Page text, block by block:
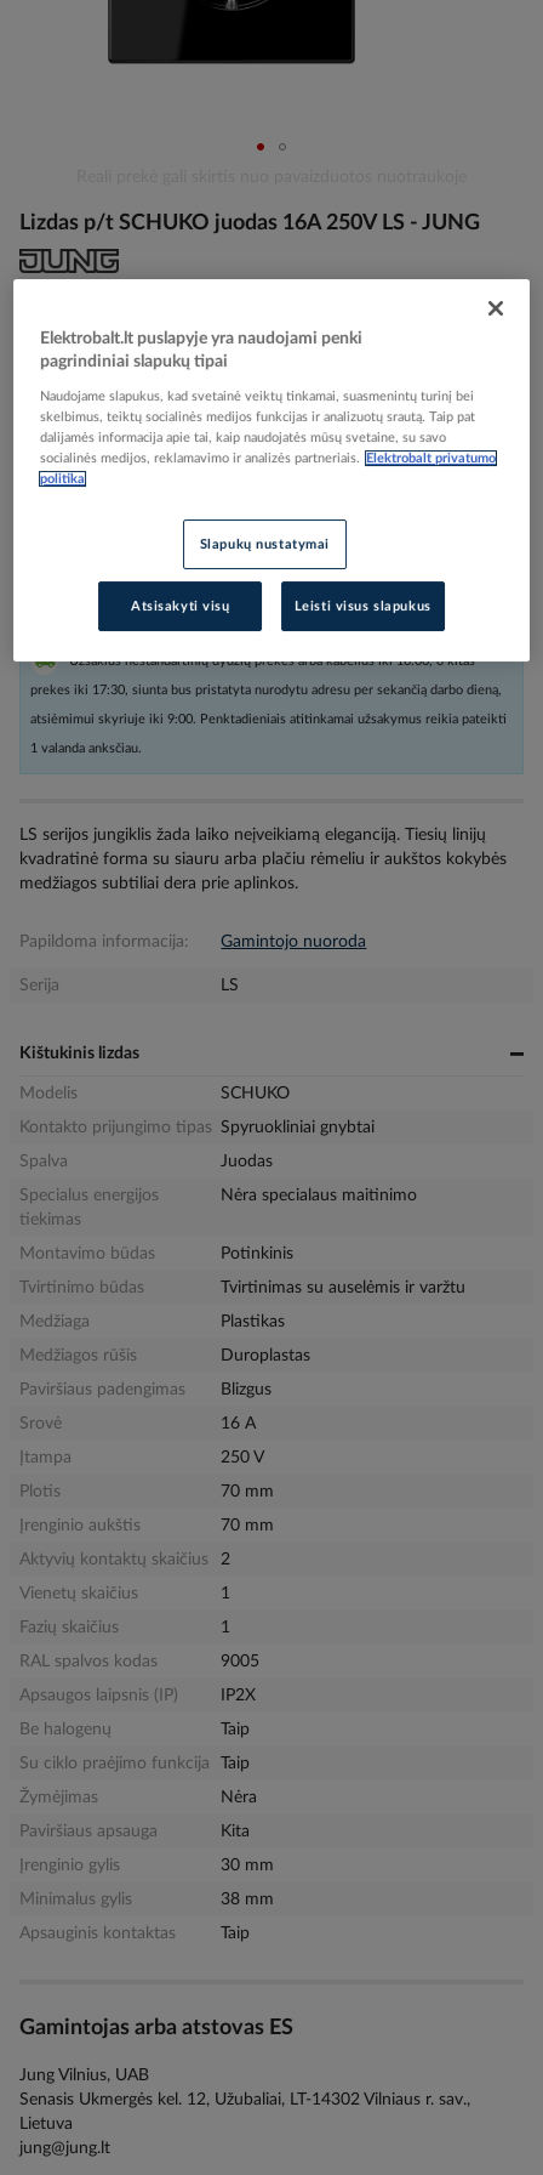
the
beginning
of
gallery
Lizdas p/t SCHUKO juodas 16A 250V LS - JUNG
102320
EAN kodas
Gamintojo prekės kodas
Prisijunkite, norėdami pamatyti kainas
Įtraukti į palyginimą
Kiekis tiekėjo sandėlyje
Užsakius nestandartinių dydžių prekes arba kabelius iki 16:00, o kitas
prekes iki 17:30, siunta bus pristatyta nurodytu adresu per sekančią darbo dieną,
atsiėmimui skyriuje iki 9:00. Penktadieniais atitinkamai užsakymus reikia pateikti
1 valanda anksčiau.
LS serijos jungiklis žada laiko neįveikiamą eleganciją. Tiesių linijų
kvadratinė forma su siauru arba plačiu rėmeliu ir aukštos kokybės
medžiagos subtiliai dera prie aplinkos.
Papildoma informacija: Gamintojo nuoroda
Serija LS
Kištukinis lizdas
Modelis
SCHUKO
Kontakto prijungimo tipas Spyruokliniai gnybtai
Spalva
Juodas
Specialus energijos
tiekimas
Nėra specialaus maitinimo
Montavimo būdas
Potinkinis
Tvirtinimo būdas
Tvirtinimas su auselėmis ir varžtu
Medžiaga
Plastikas
Medžiagos rūšis
Duroplastas
Paviršiaus padengimas
Blizgus
Srovė
16 A
Įtampa
250 V
Plotis
70 mm
Įrenginio aukštis
70 mm
Aktyvių kontaktų skaičius
2
Vienetų skaičius
1
Fazių skaičius
1
RAL spalvos kodas
9005
Apsaugos laipsnis (IP)
IP2X
Be halogenų
Taip
Su ciklo praėjimo funkcija
Taip
Žymėjimas
Nėra
Paviršiaus apsauga
Kita
Įrenginio gylis
30 mm
Minimalus gylis
38 mm
Apsauginis kontaktas
Taip
Gamintojas arba atstovas ES
Jung Vilnius, UAB
Senasis Ukmergės kel. 12, Užubaliai, LT-14302 Vilniaus r. sav.,
Lietuva
jung@jung.lt
Elektrobalt.lt puslapyje yra naudojami penki
pagrindiniai slapukų tipai
Naudojame slapukus, kad svetainė veiktų tinkamai, suasmenintų turinį bei
skelbimus, teiktų socialinės medijos funkcijas ir analizuotų srautą. Taip pat
dalijamės informacija apie tai, kaip naudojatės mūsų svetaine, su savo
socialinės medijos, reklamavimo ir analizės partneriais.
Elektrobalt privatumo
politika
Slapukų nustatymai
Atsisakyti visų Leisti visus slapukus